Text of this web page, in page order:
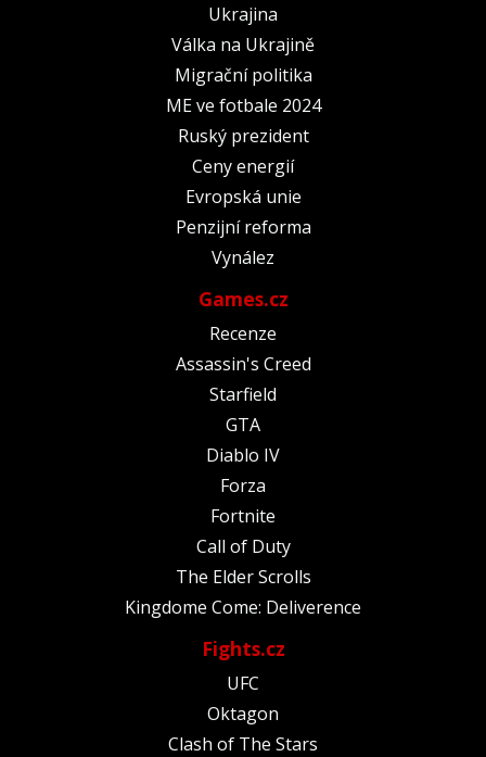
Ukrajina
Válka na Ukrajině
Migrační politika
ME ve fotbale 2024
Ruský prezident
Ceny energií
Evropská unie
Penzijní reforma
Vynález
Games.cz
Recenze
Assassin's Creed
Starfield
GTA
Diablo IV
Forza
Fortnite
Call of Duty
The Elder Scrolls
Kingdome Come: Deliverence
Fights.cz
UFC
Oktagon
Clash of The Stars